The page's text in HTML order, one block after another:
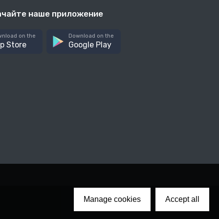
Manage cookies Accept all
наше приложение
on the
Store
Download on the
Google Play